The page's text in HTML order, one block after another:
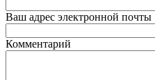
Ваш адрес электронной почты
Комментарий